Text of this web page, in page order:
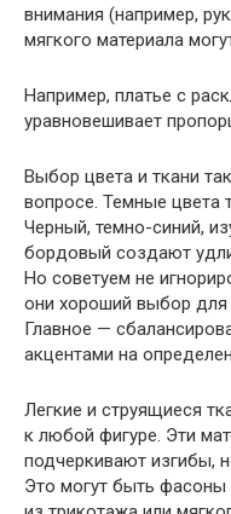
внимания (например,
мягкого материала
Например, платье с
уравновешивает
Выбор цвета и ткани
вопросе. Темные цвета
Черный, темно-синий,
бордовый создают
Но советуем не
они хороший выбор для
Главное —
акцентами на
Легкие и струящиеся
к любой фигуре. Эти
подчеркивают изгибы,
Это могут быть фасоны